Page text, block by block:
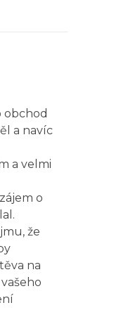
obchod
a navíc
a velmi
o
že
na